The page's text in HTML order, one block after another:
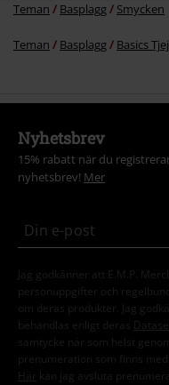
Teman Basplagg Smycken
Teman Basplagg Basics
Nyhetsbrev
15% rabatt när du
nyhetsbrev! Mer
Jag godkänner att E.M.P.
personuppgifter och
om deras produkter. Jag
behandlas enligt deras
samtycke när som helst
prenumeration som finns med
Här kan jag avsluta